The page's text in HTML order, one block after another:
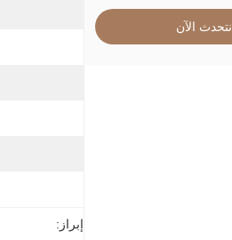
نتحدث الآن
إبراز: